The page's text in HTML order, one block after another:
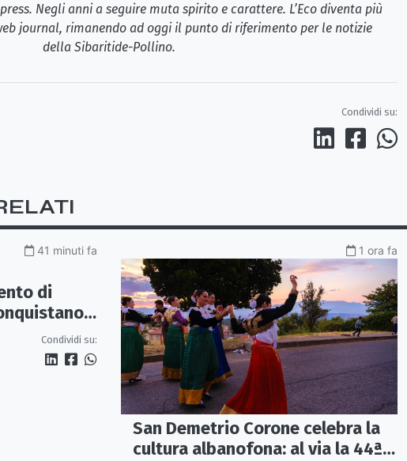
Negli anni a seguire muta spirito e carattere. L’Eco diventa più
journal, rimanendo ad oggi il punto di riferimento per le notizie
della Sibaritide-Pollino.
Condividi su:
41 minuti fa
di
Condividi su:
1 ora fa
San Demetrio Corone celebra la
cultura albanofona: al via la 44ª